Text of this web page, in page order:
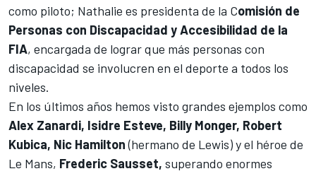
como piloto; Nathalie es presidenta de la Comisión de
Personas con Discapacidad y Accesibilidad de la
FIA, encargada de lograr que más personas con
discapacidad se involucren en el deporte a todos los
niveles.
En los últimos años hemos visto grandes ejemplos como
Alex Zanardi, Isidre Esteve, Billy Monger, Robert
Kubica, Nic Hamilton(hermano de Lewis) y el héroe de
Le Mans, Frederic Sausset, superando enormes